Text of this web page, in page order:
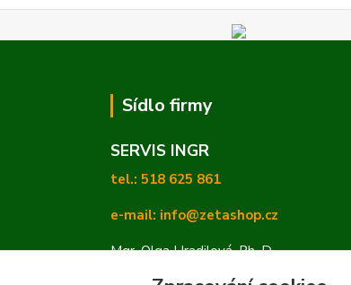
Sídlo firmy
SERVIS INGR
tel.: 518 625 861
e-mail: info@zetashop.cz
Mgr. Olga Hradilová, Ph. D.